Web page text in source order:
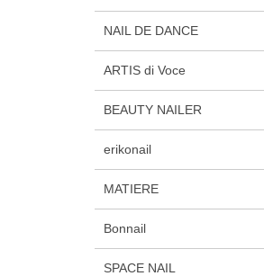
NAIL DE DANCE
ARTIS di Voce
BEAUTY NAILER
erikonail
MATIERE
Bonnail
SPACE NAIL